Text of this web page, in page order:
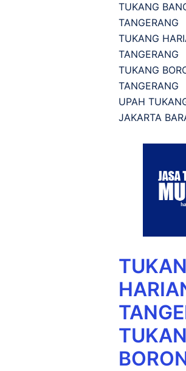
TUKANG
TANGERANG
TUKANG
TANGERANG
TUKANG
TANGERANG
UPAH
JAKARTA